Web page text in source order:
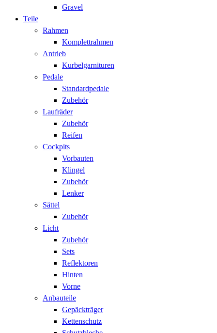
Gravel
Teile
Rahmen
Komplettrahmen
Antrieb
Kurbelgarnituren
Pedale
Standardpedale
Zubehör
Laufräder
Zubehör
Reifen
Cockpits
Vorbauten
Klingel
Zubehör
Lenker
Sättel
Zubehör
Licht
Zubehör
Sets
Reflektoren
Hinten
Vorne
Anbauteile
Gepäckträger
Kettenschutz